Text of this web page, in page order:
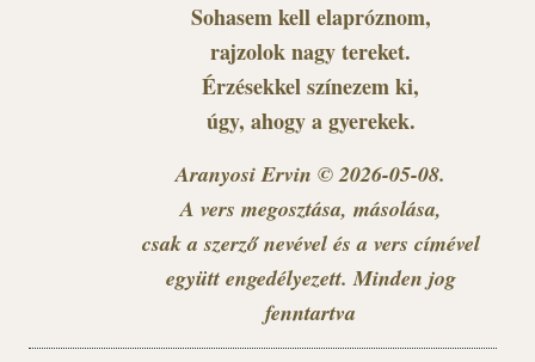
Sohasem kell elapróznom,
rajzolok nagy tereket.
Érzésekkel színezem ki,
úgy, ahogy a gyerekek.
Aranyosi Ervin © 2026-05-08.
A vers megosztása, másolása,
csak a szerző nevével és a vers címével
együtt engedélyezett. Minden jog
fenntartva